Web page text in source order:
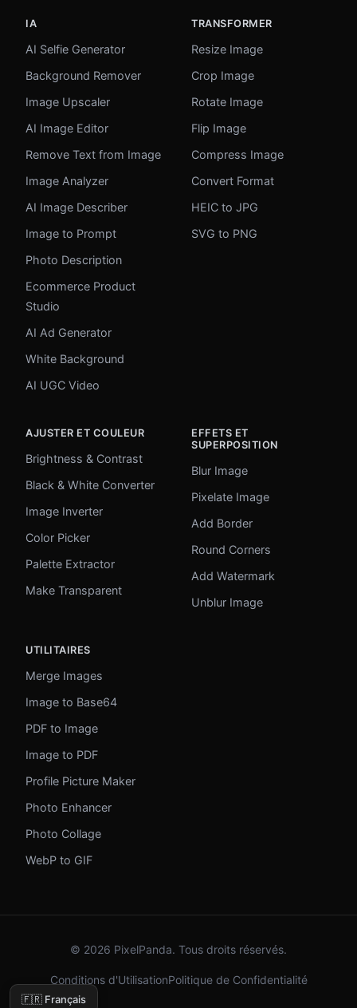
IA
AI Selfie Generator
Background Remover
Image Upscaler
AI Image Editor
Remove Text from Image
Image Analyzer
AI Image Describer
Image to Prompt
Photo Description
Ecommerce Product
Studio
AI Ad Generator
White Background
AI UGC Video
TRANSFORMER
Resize Image
Crop Image
Rotate Image
Flip Image
Compress Image
Convert Format
HEIC to JPG
SVG to PNG
AJUSTER ET COULEUR
Brightness & Contrast
Black & White Converter
Image Inverter
Color Picker
Palette Extractor
Make Transparent
EFFETS ET
SUPERPOSITION
Blur Image
Pixelate Image
Add Border
Round Corners
Add Watermark
Unblur Image
UTILITAIRES
Merge Images
Image to Base64
PDF to Image
Image to PDF
Profile Picture Maker
Photo Enhancer
Photo Collage
WebP to GIF
© 2026 PixelPanda. Tous droits réservés.
Conditions d'UtilisationPolitique de Confidentialité
🇫🇷 Français